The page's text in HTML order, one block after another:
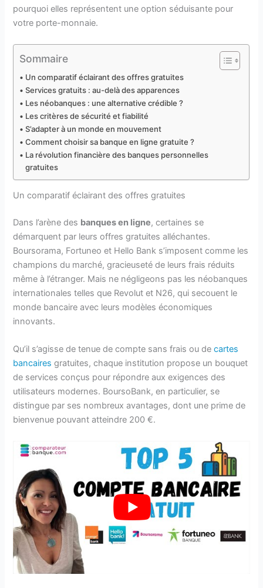
pourquoi elles représentent une option séduisante pour
votre porte-monnaie.
Sommaire
Un comparatif éclairant des offres gratuites
Services gratuits : au-delà des apparences
Les néobanques : une alternative crédible ?
Les critères de sécurité et fiabilité
S’adapter à un monde en mouvement
Comment choisir sa banque en ligne gratuite ?
La révolution financière des banques personnelles
gratuites
Un comparatif éclairant des offres gratuites
Dans l’arène des banques en ligne, certaines se
démarquent par leurs offres gratuites alléchantes.
Boursorama, Fortuneo et Hello Bank s’imposent comme les
champions du marché, gracieuseté de leurs frais réduits
même à l’étranger. Mais ne négligeons pas les néobanques
internationales telles que Revolut et N26, qui secouent le
monde bancaire avec leurs modèles économiques
innovants.
Qu’il s’agisse de tenue de compte sans frais ou decartes
bancaires gratuites, chaque institution propose un bouquet
de services conçus pour répondre aux exigences des
utilisateurs modernes. BoursoBank, en particulier, se
distingue par ses nombreux avantages, dont une prime de
bienvenue pouvant atteindre 200 €.